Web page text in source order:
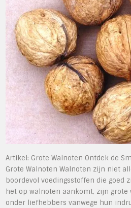
Artikel: Grote Walnoten Ontdek de
Grote Walnoten Walnoten zijn niet
boordevol voedingsstoffen die goed
het op walnoten aankomt, zijn
onder liefhebbers vanwege hun